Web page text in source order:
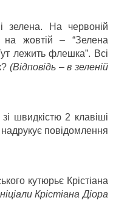
зелена. На червоній
на жовтій – “Зелена
лежить флешка”. Всі
(Відповідь – в зеленій
зі швидкістю 2 клавіші
надрукує повідомлення
кутюрьє Крістіана
Крістіана Діора